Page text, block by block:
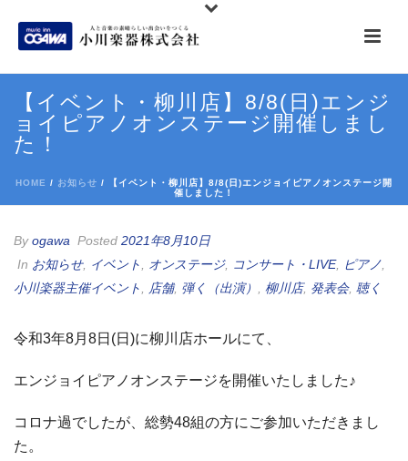
【イベント・柳川店】8/8(日)エンジ
ョイピアノオンステージ開催しまし
た！
HOME / お知らせ / 【イベント・柳川店】8/8(日)エンジョイピアノオンステージ開
催しました！
Byogawa Posted 2021年8月10日
In お知らせ, イベント オンステージ, コンサート・LIVE, ピアノ
小川楽器主催イベント
店舗, 弾く（出演） 柳川店, 発表会, 聴く
令和3年8月8日(日)に柳川店ホールにて、
エンジョイピアノオンステージを開催いたしました♪
コロナ過でしたが、総勢48組の方にご参加いただきまし
た。